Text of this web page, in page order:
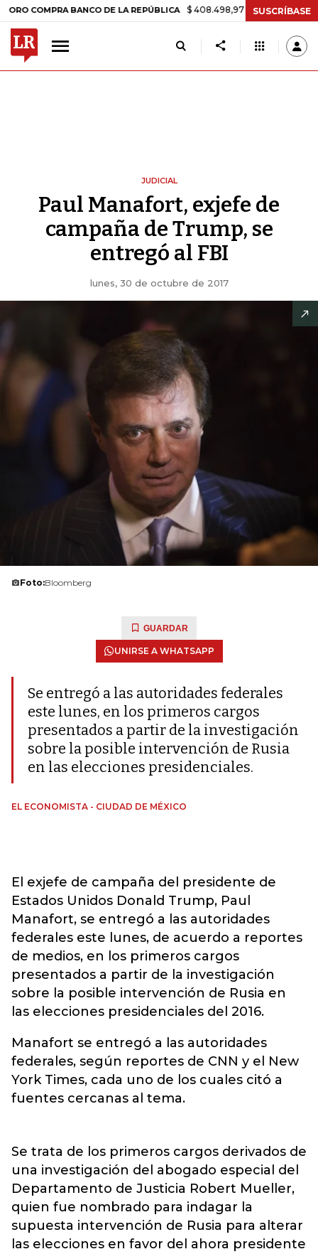
BANCO DE LA REPÚBLICA $ 408.498,97 +$ 8.753,81 +2,19%
SUSCRÍBASE
JUDICIAL
Paul Manafort, exjefe de
campaña de Trump, se
entregó al FBI
lunes, 30 de octubre de 2017
Foto:Bloomberg
GUARDAR
UNIRSE A WHATSAPP
Se entregó a las autoridades federales
este lunes, en los primeros cargos
presentados a partir de la investigación
sobre la posible intervención de Rusia
en las elecciones presidenciales.
EL ECONOMISTA - CIUDAD DE MÉXICO
El exjefe de campaña del presidente de
Estados Unidos Donald Trump, Paul
Manafort, se entregó a las autoridades
federales este lunes, de acuerdo a reportes
de medios, en los primeros cargos
presentados a partir de la investigación
sobre la posible intervención de Rusia en
las elecciones presidenciales del 2016.
Manafort se entregó a las autoridades
federales, según reportes de CNN y el New
York Times, cada uno de los cuales citó a
fuentes cercanas al tema.
Se trata de los primeros cargos derivados de
una investigación del abogado especial del
Departamento de Justicia Robert Mueller,
quien fue nombrado para indagar la
supuesta intervención de Rusia para alterar
las elecciones en favor del ahora presidente